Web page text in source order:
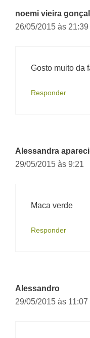
noemi vieira
26/05/2015 às 21:39
Gosto muito da
Responder
Alessandra
29/05/2015 às 9:21
Maca verde
Responder
Alessandro
29/05/2015 às 11:07